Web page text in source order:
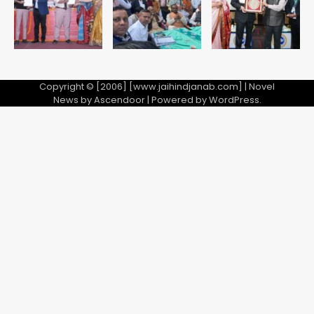
Copyright © [2006] [www.jaihindjanab.com] | Novel
News byAscendoor| Powered byWordPress.